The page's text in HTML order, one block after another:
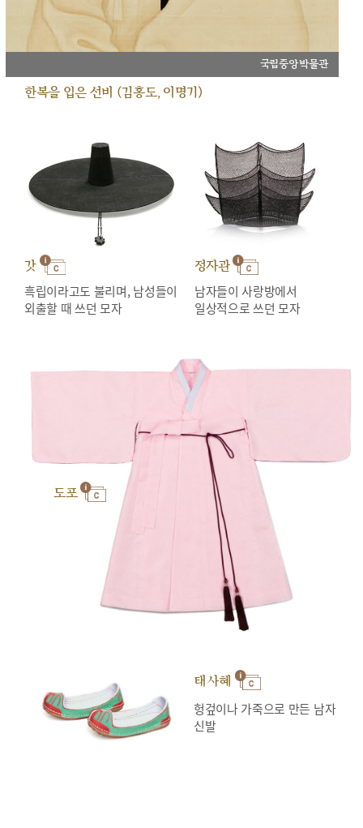
국립중앙박물관
한복을 입은 선비 (김홍도, 이명기)
갓
흑립이라고도 불리며, 남성들이
외출할 때 쓰던 모자
정자관
남자들이 사랑방에서
일상적으로 쓰던 모자
도포
태사혜
헝겊이나 가죽으로 만든 남자
신발